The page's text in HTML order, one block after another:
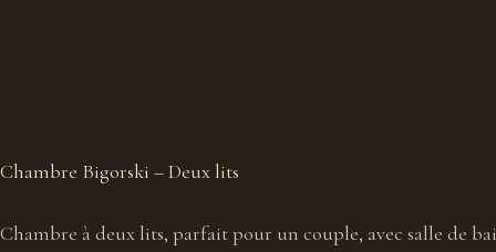
Chambre Bigorski – Deux lits
Chambre à deux lits, parfait pour un couple, avec salle de